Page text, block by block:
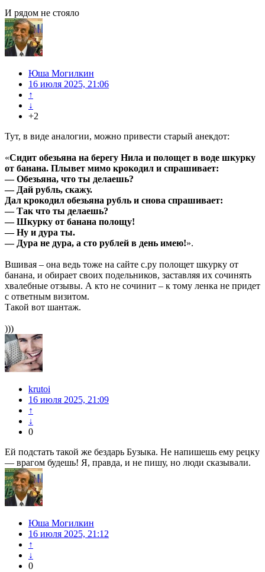
И рядом не стояло
Юша Могилкин
16 июля 2025, 21:06
↑
↓
+2
Тут, в виде аналогии, можно привести старый анекдот:
«Сидит обезьяна на берегу Нила и полощет в воде шкурку
от банана. Плывет мимо крокодил и спрашивает:
— Обезьяна, что ты делаешь?
— Дай рубль, скажу.
Дал крокодил обезьяна рубль и снова спрашивает:
— Так что ты делаешь?
— Шкурку от банана полощу!
— Ну и дура ты.
— Дура не дура, а сто рублей в день имею!».
Вшивая – она ведь тоже на сайте с.ру полощет шкурку от
банана, и обирает своих подельников, заставляя их сочинять
хвалебные отзывы. А кто не сочинит – к тому ленка не придет
с ответным визитом.
Такой вот шантаж.
)))
krutoi
16 июля 2025, 21:09
↑
↓
0
Ей подстать такой же бездарь Бузыка. Не напишешь ему рецку
— врагом будешь! Я, правда, и не пишу, но люди сказывали.
Юша Могилкин
16 июля 2025, 21:12
↑
↓
0